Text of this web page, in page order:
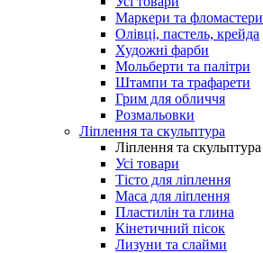
Маркери та фломастери
Олівці, пастель, крейда
Художні фарби
Мольберти та палітри
Штампи та трафарети
Грим для обличчя
Розмальовки
Ліплення та скульптура
Ліплення та скульптура
Усі товари
Тісто для ліплення
Маса для ліплення
Пластилін та глина
Кінетичний пісок
Лизуни та слайми